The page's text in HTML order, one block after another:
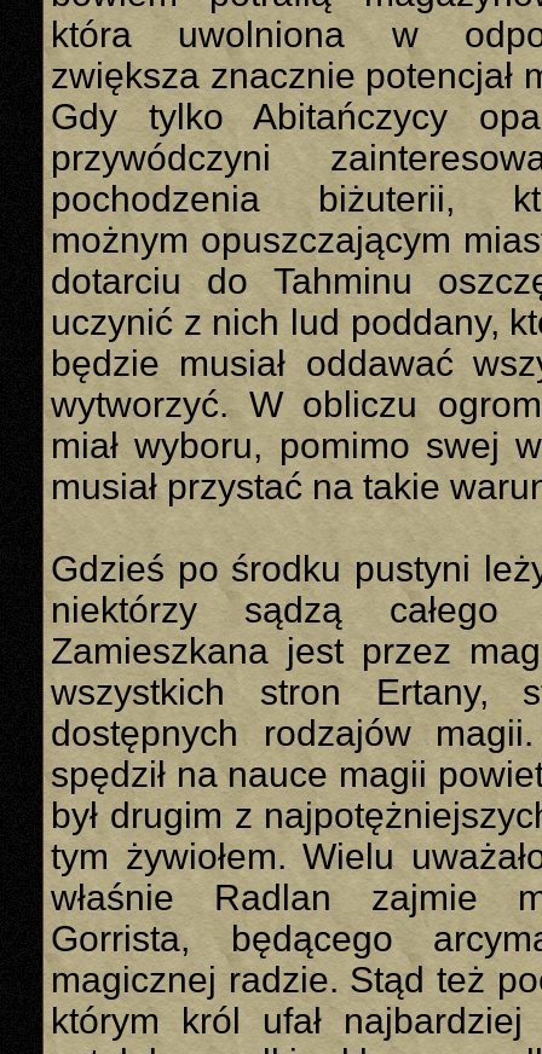
która uwolniona w
zwiększa znacznie potencjał
Gdy tylko Abitańczycy
przywódczyni
pochodzenia biżuterii,
możnym opuszczającym
dotarciu do Tahminu
uczynić z nich lud poddany,
będzie musiał oddawać
wytworzyć. W obliczu
miał wyboru, pomimo swej
musiał przystać na takie
Gdzieś po środku pustyni
niektórzy sądzą całego
Zamieszkana jest przez
wszystkich stron Ertany,
dostępnych rodzajów
spędził na nauce magii
był drugim z
tym żywiołem. Wielu
właśnie Radlan zajmie
Gorrista, będącego
magicznej radzie. Stąd też
którym król ufał